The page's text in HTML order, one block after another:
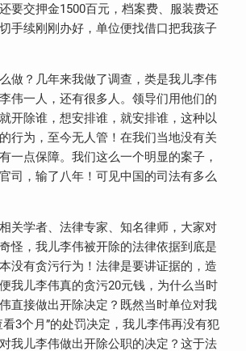
要交押金1500百元，档案费、服装费还
手续刚刚办好，单位便找借口把我孩子
做？几年来我做了调查，类是我儿李伟
伟一人，还有很多人。领导们用他们的
开除谁，想安排谁，就安排谁，这种以
行为，至今无人管！在我们当地没有关
一点保障。我们这么一个明显的案子，
司，输了八年！可见中国的司法有多么
关学者、法律专家、知名律师，大家对
怪，我儿李伟被开除的法律依据到底是
没有贪污行为！法律是要讲证据的，造
我儿李伟真的贪污20元钱，为什么当时
直接做出开除决定？既然当时单位对我
看3个月”的处罚决定，我儿李伟再没有犯
我儿李伟做出开除公职的决定？这于法